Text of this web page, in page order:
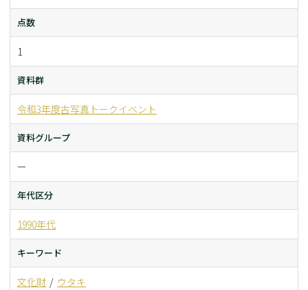
点数
1
資料群
令和3年度古写真トークイベント
資料グループ
ー
年代区分
1990年代
キーワード
文化財 ウタキ